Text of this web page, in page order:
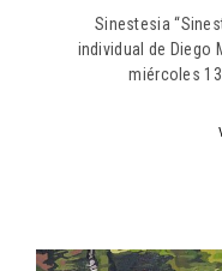
Sinestesia
individual de Diego
miércoles 13